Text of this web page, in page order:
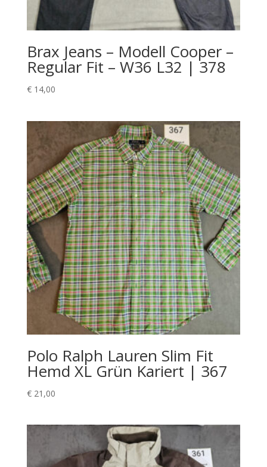
Brax Jeans – Modell Cooper –
Regular Fit – W36 L32 | 378
€14,00
Polo Ralph Lauren Slim Fit
Hemd XL Grün Kariert | 367
€21,00